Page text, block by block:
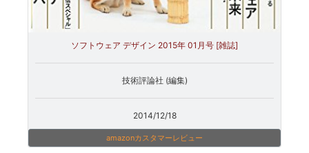
ソフトウェア デザイン 2015年 01月号 [雑誌]
技術評論社 (編集)
2014/12/18
amazonカスタマーレビュー